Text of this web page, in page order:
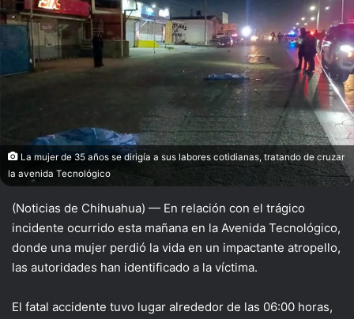
X
La mujer de 35 años se dirigía a sus labores cotidianas, tratando de cruzar
la avenida Tecnológico
(Noticias de Chihuahua) — En relación con el trágico
incidente ocurrido esta mañana en la Avenida Tecnológico,
donde una mujer perdió la vida en un impactante atropello,
las autoridades han identificado a la víctima.
El fatal accidente tuvo lugar alrededor de las 06:00 horas,